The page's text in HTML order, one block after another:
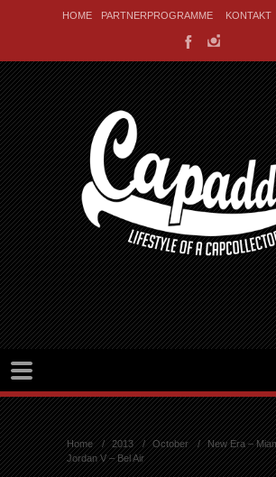
HOME PARTNERPROGRAMME KONTAKT
Home 2013 October
New Era –
Jordan V – Bel Air